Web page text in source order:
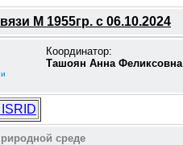
М 1955гр. с 06.10.2024
Координатор:
Ташоян Анна Феликсовна
среде